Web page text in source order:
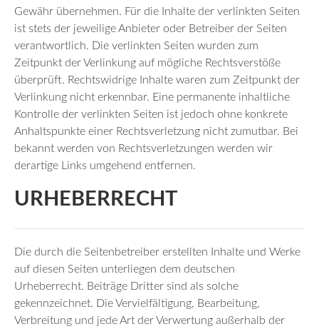
Gewähr übernehmen. Für die Inhalte der verlinkten Seiten
ist stets der jeweilige Anbieter oder Betreiber der Seiten
verantwortlich. Die verlinkten Seiten wurden zum
Zeitpunkt der Verlinkung auf mögliche Rechtsverstöße
überprüft. Rechtswidrige Inhalte waren zum Zeitpunkt der
Verlinkung nicht erkennbar. Eine permanente inhaltliche
Kontrolle der verlinkten Seiten ist jedoch ohne konkrete
Anhaltspunkte einer Rechtsverletzung nicht zumutbar. Bei
bekannt werden von Rechtsverletzungen werden wir
derartige Links umgehend entfernen.
URHEBERRECHT
Die durch die Seitenbetreiber erstellten Inhalte und Werke
auf diesen Seiten unterliegen dem deutschen
Urheberrecht. Beiträge Dritter sind als solche
gekennzeichnet. Die Vervielfältigung, Bearbeitung,
Verbreitung und jede Art der Verwertung außerhalb der